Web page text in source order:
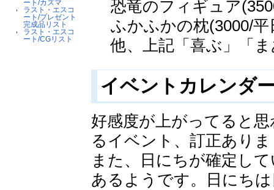
ート/カズマ
ラスト・エスコ
ート/プレゼント
完成品リスト
ラスト・エスコ
ート/CGリスト
恐竜のフィギュア
ふかふかの枕(3000/平
他、上記「喜ぶ」「
イベントカレンダ
好感度が上がってると
るイベント、訂正あり
また、日にちが確定し
あるようです。日にち